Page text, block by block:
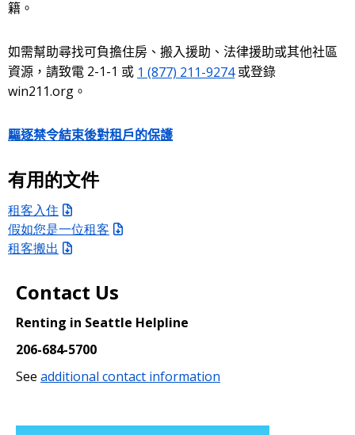
籍。
如需幫助尋找可負擔住房、搬入援助、法律援助或其他社區
資源，請致電 2-1-1 或 1 (877) 211-9274 或登錄
win211.org 。
驅逐禁令結束後對租戶的保護
有用的文件
租客入住
假如您是一位租客
租客搬出
Contact Us
Renting in Seattle Helpline
206-684-5700
See additional contact information